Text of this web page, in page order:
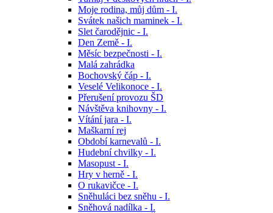
Moje rodina, můj dům - I.
Svátek našich maminek - I.
Slet čarodějnic - I.
Den Země - I.
Měsíc bezpečnosti - I.
Malá zahrádka
Bochovský čáp - I.
Veselé Velikonoce - I.
Přerušení provozu ŠD
Návštěva knihovny - I.
Vítání jara - I.
Maškarní rej
Období karnevalů - I.
Hudební chvilky - I.
Masopust - I.
Hry v herně - I.
O rukavičce - I.
Sněhuláci bez sněhu - I.
Sněhová nadílka - I.